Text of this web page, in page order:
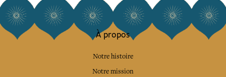
À propos
Notre histoire
Notre mission